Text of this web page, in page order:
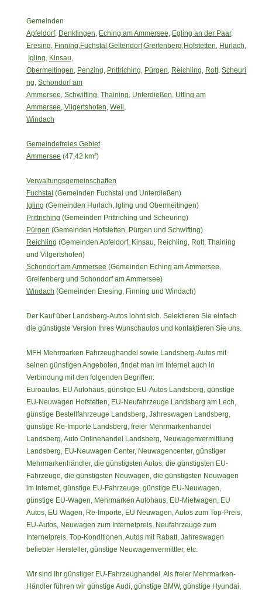
Gemeinden
Apfeldorf, Denklingen Eching am Ammersee Egling an der Paar,
Eresing Finning Fuchstal Geltendorf,Greifenberg Hofstetten Hurlach
Igling Kinsau
Obermeitingen Penzing Prittriching Pürgen Reichling Rott, Scheuri
ng Schondorf am
Ammersee Schwifting Thaining Unterdießen Utting am
Ammersee Vilgertshofen Weil
Windach
Gemeindefreies Gebiet
Ammersee (47,42 km²)
Verwaltungsgemeinschaften
Fuchstal (Gemeinden Fuchstal und Unterdießen)
Igling (Gemeinden Hurlach, Igling und Obermeitingen)
Prittriching (Gemeinden Prittriching und Scheuring)
Pürgen (Gemeinden Hofstetten, Pürgen und Schwifting)
Reichling (Gemeinden Apfeldorf, Kinsau, Reichling, Rott, Thaining
und Vilgertshofen)
Schondorf am Ammersee (Gemeinden Eching am Ammersee,
Greifenberg und Schondorf am Ammersee)
Windach (Gemeinden Eresing, Finning und Windach)
Der Kauf über Landsberg-Autos lohnt sich. Selektieren Sie einfach
die günstigste Version Ihres Wunschautos und kontaktieren Sie uns.
MFH Mehrmarken Fahrzeughandel sowie Landsberg-Autos mit
seinen günstigen Angeboten, findet man im Internet auch in
Verbindung mit den folgenden Begriffen:
Euroautos, EU Autohaus, günstige EU-Autos Landsberg, günstige
EU-Neuwagen Hofstetten, EU-Neufahrzeuge Landsberg am Lech,
günstige Bestellfahrzeuge Landsberg, Jahreswagen Landsberg,
günstige Re-Importe Landsberg, freier Mehrmarkenhandel
Landsberg, Auto Onlinehandel Landsberg, Neuwagenvermittlung
Landsberg, EU-Neuwagen Center, Neuwagencenter, günstiger
Mehrmarkenhändler, die günstigsten Autos, die günstigsten EU-
Fahrzeuge, die günstigsten Neuwagen, die günstigsten Neuwagen
im Internet, günstige EU-Fahrzeuge, günstige EU-Neuwagen,
günstige EU-Wagen, Mehrmarken Autohaus, EU-Mietwagen, EU
Autos, EU Wagen, Re-Importe, EU Neuwagen, Autos zum Top-Preis,
EU-Autos, Neuwagen zum Internetpreis, Neufahrzeuge zum
Internetpreis, Top-Konditionen, Autos mit Rabatt, Jahreswagen
beliebter Hersteller, günstige Neuwagenvermittler, etc.
Wir sind Ihr günstiger EU-Fahrzeughandel. Als freier Mehrmarken-
Händler führen wir günstige Audi, günstige BMW, günstige Hyundai,